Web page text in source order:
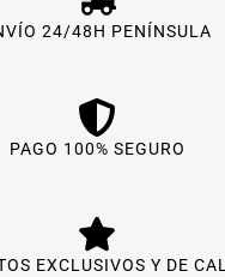
24/48H PENÍNSULA
PAGO 100% SEGURO
EXCLUSIVOS Y DE